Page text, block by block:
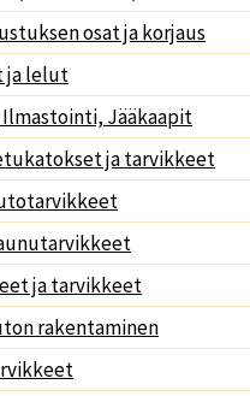
osat ja korjaus
ja lelut
Jääkaapit
ja tarvikkeet
ja tarvikkeet
rakentaminen